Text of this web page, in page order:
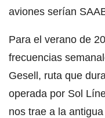
aviones serían
Para el verano de
frecuencias
Gesell, ruta que
operada por Sol
nos trae a la